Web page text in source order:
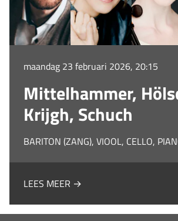
maandag 23 februari 2026, 20:15
Mittelhammer,
Krijgh, Schuch
BARITON (ZANG), VIOOL, CELLO,
LEES MEER →